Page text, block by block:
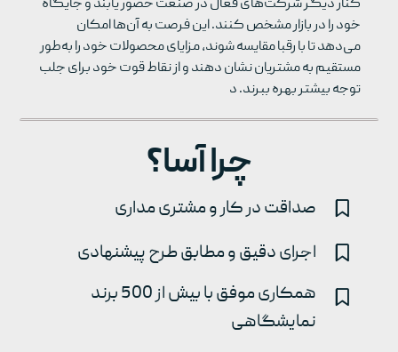
کنار دیگر شرکت‌های فعال در صنعت حضور یابند و جایگاه
خود را در بازار مشخص کنند. این فرصت به آن‌ها امکان
می‌دهد تا با رقبا مقایسه شوند، مزایای محصولات خود را به‌طور
مستقیم به مشتریان نشان دهند و از نقاط قوت خود برای جلب
توجه بیشتر بهره ببرند. د
چرا آسا؟
صداقت در کار و مشتری مداری
اجرای دقیق و مطابق طرح پیشنهادی
همکاری موفق با بیش از 500 برند
نمایشگاهی